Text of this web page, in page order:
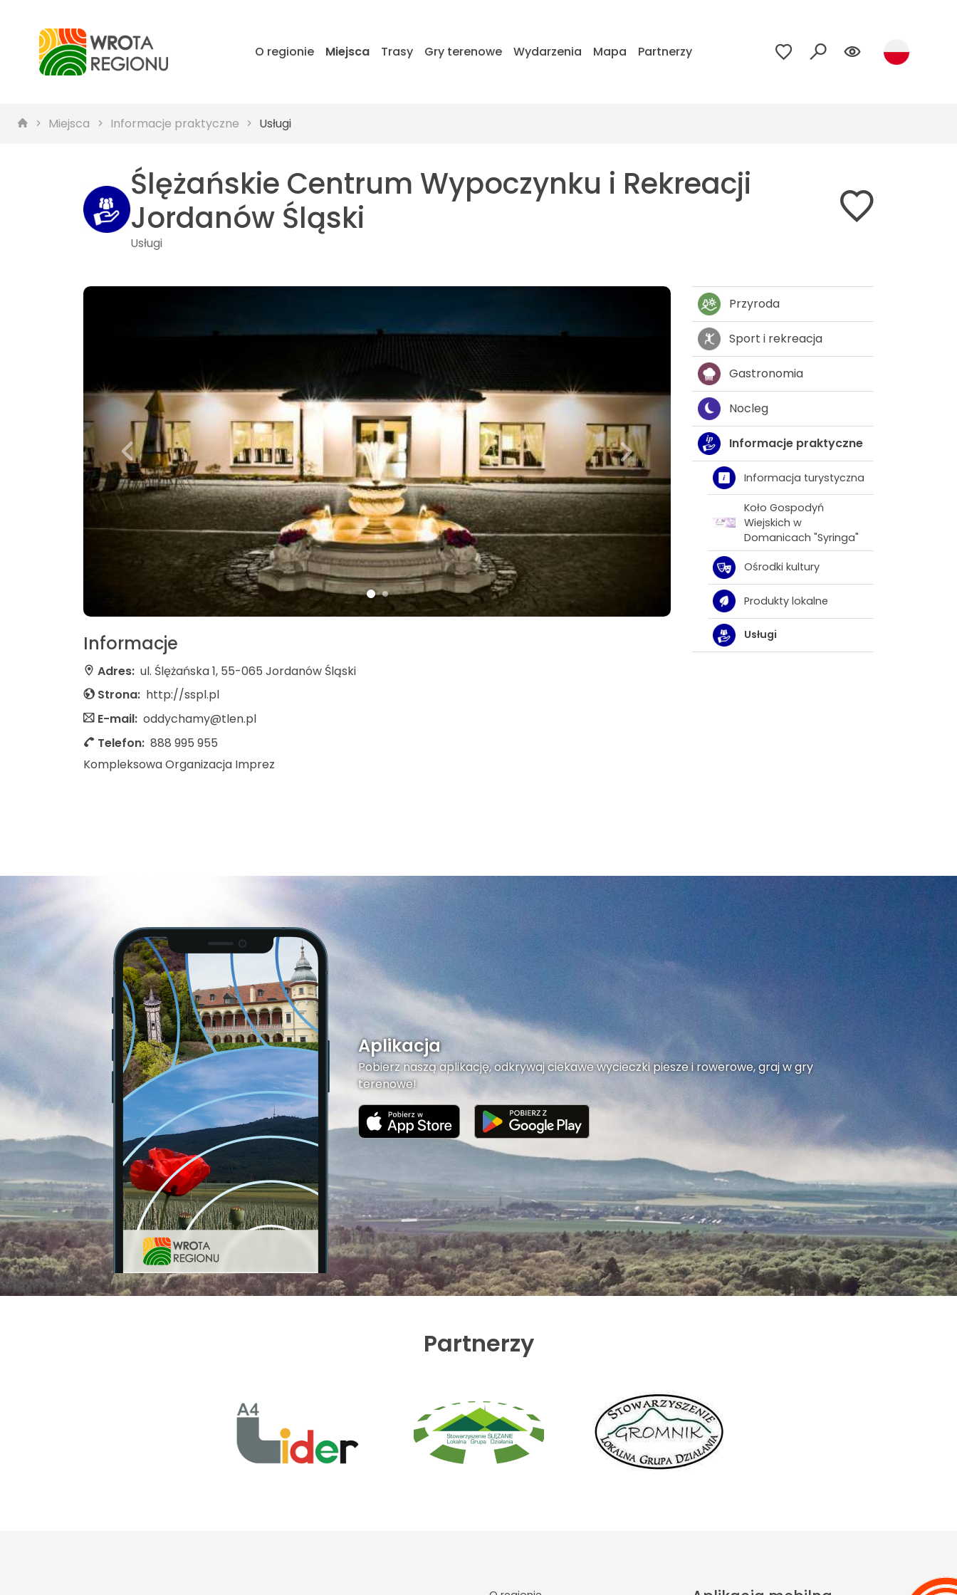
O regionie Miejsca Trasy Gry terenowe Wydarzenia Mapa Partnerzy
Miejsca Informacje praktyczne Usługi
Ślężańskie Centrum Wypoczynku i Rekreacji
Jordanów Śląski
Usługi
Informacje
Adres: ul. Ślężańska 1, 55-065 Jordanów Śląski
Strona: http://sspl.pl
E-mail: oddychamy@tlen.pl
Telefon: 888 995 955
Kompleksowa Organizacja Imprez
Przyroda
Sport i rekreacja
Gastronomia
Nocleg
Informacje praktyczne
Informacja turystyczna
Koło Gospodyń
Wiejskich w
Domanicach "Syringa"
Ośrodki kultury
Produkty lokalne
Usługi
Aplikacja
Pobierz naszą aplikację, odkrywaj ciekawe wycieczki piesze i rowerowe, graj w gry
terenowe!
Partnerzy